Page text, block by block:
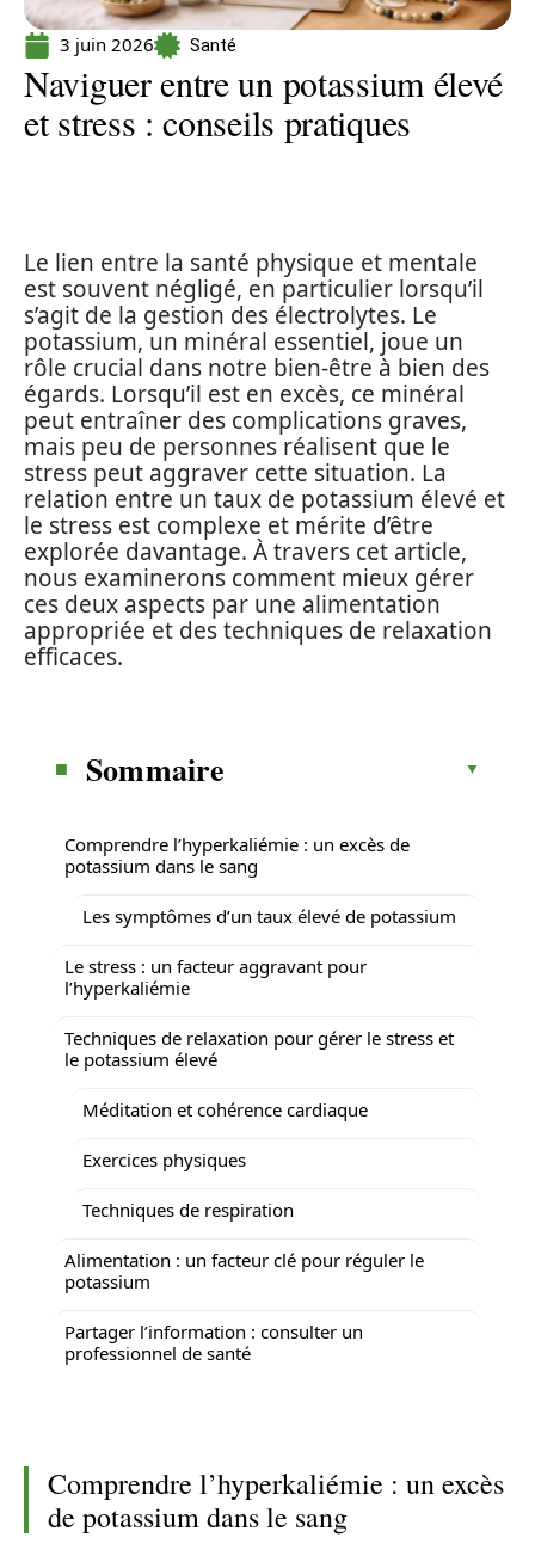
3 juin 2026 Santé
Naviguer entre un potassium élevé
et stress : conseils pratiques
Le lien entre la santé physique et mentale
est souvent négligé, en particulier lorsqu’il
s’agit de la gestion des électrolytes. Le
potassium, un minéral essentiel, joue un
rôle crucial dans notre bien-être à bien des
égards. Lorsqu’il est en excès, ce minéral
peut entraîner des complications graves,
mais peu de personnes réalisent que le
stress peut aggraver cette situation. La
relation entre un taux de potassium élevé et
le stress est complexe et mérite d’être
explorée davantage. À travers cet article,
nous examinerons comment mieux gérer
ces deux aspects par une alimentation
appropriée et des techniques de relaxation
efficaces.
Sommaire
Comprendre l’hyperkaliémie : un excès de
potassium dans le sang
Les symptômes d’un taux élevé de potassium
Le stress : un facteur aggravant pour
l’hyperkaliémie
Techniques de relaxation pour gérer le stress et
le potassium élevé
Méditation et cohérence cardiaque
Exercices physiques
Techniques de respiration
Alimentation : un facteur clé pour réguler le
potassium
Partager l’information : consulter un
professionnel de santé
Comprendre l’hyperkaliémie : un excès
de potassium dans le sang